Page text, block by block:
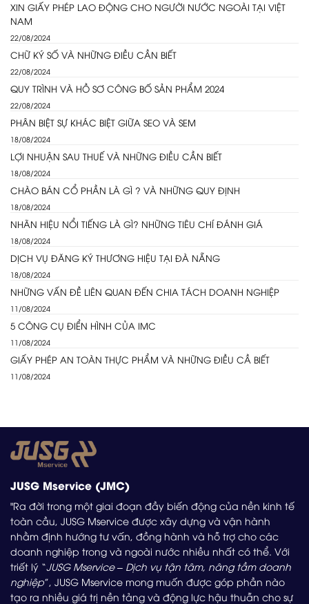
XIN GIẤY PHÉP LAO ĐỘNG CHO NGƯỜI NƯỚC NGOÀI TẠI VIỆT
NAM
22/08/2024
CHỮ KÝ SỐ VÀ NHỮNG ĐIỀU CẦN BIẾT
22/08/2024
QUY TRÌNH VÀ HỒ SƠ CÔNG BỐ SẢN PHẨM 2024
22/08/2024
PHÂN BIỆT SỰ KHÁC BIỆT GIỮA SEO VÀ SEM
18/08/2024
LỢI NHUẬN SAU THUẾ VÀ NHỮNG ĐIỀU CẦN BIẾT
18/08/2024
CHÀO BÁN CỔ PHẦN LÀ GÌ ? VÀ NHỮNG QUY ĐỊNH
18/08/2024
NHÃN HIỆU NỔI TIẾNG LÀ GÌ? NHỮNG TIÊU CHÍ ĐÁNH GIÁ
18/08/2024
DỊCH VỤ ĐĂNG KÝ THƯƠNG HIỆU TẠI ĐÀ NẴNG
18/08/2024
NHỮNG VẤN ĐỀ LIÊN QUAN ĐẾN CHIA TÁCH DOANH NGHIỆP
11/08/2024
5 CÔNG CỤ ĐIỂN HÌNH CỦA IMC
11/08/2024
GIẤY PHÉP AN TOÀN THỰC PHẨM VÀ NHỮNG ĐIỀU CẦ BIẾT
11/08/2024
JUSG Mservice (JMC)
"Ra đời trong một giai đoạn đầy biến động của nền kinh tế
toàn cầu, JUSG Mservice được xây dựng và vận hành
nhằm định hướng tư vấn, đồng hành và hỗ trợ cho các
doanh nghiệp trong và ngoài nước nhiều nhất có thể. Với
triết lý “JUSG Mservice – Dịch vụ tận tâm, nâng tầm doanh
nghiệp”, JUSG Mservice mong muốn được góp phần nào
tạo ra nhiều giá trị nền tảng và động lực hậu thuẫn cho sự